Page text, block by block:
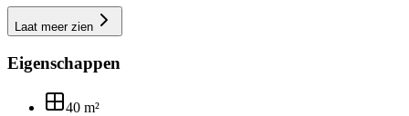
Laat meer zien
Eigenschappen
40 m²